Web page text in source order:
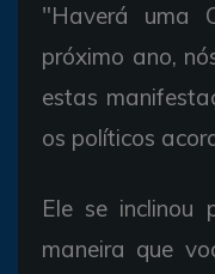
"Haverá uma
próximo ano,
estas
os políticos
Ele se
maneira que